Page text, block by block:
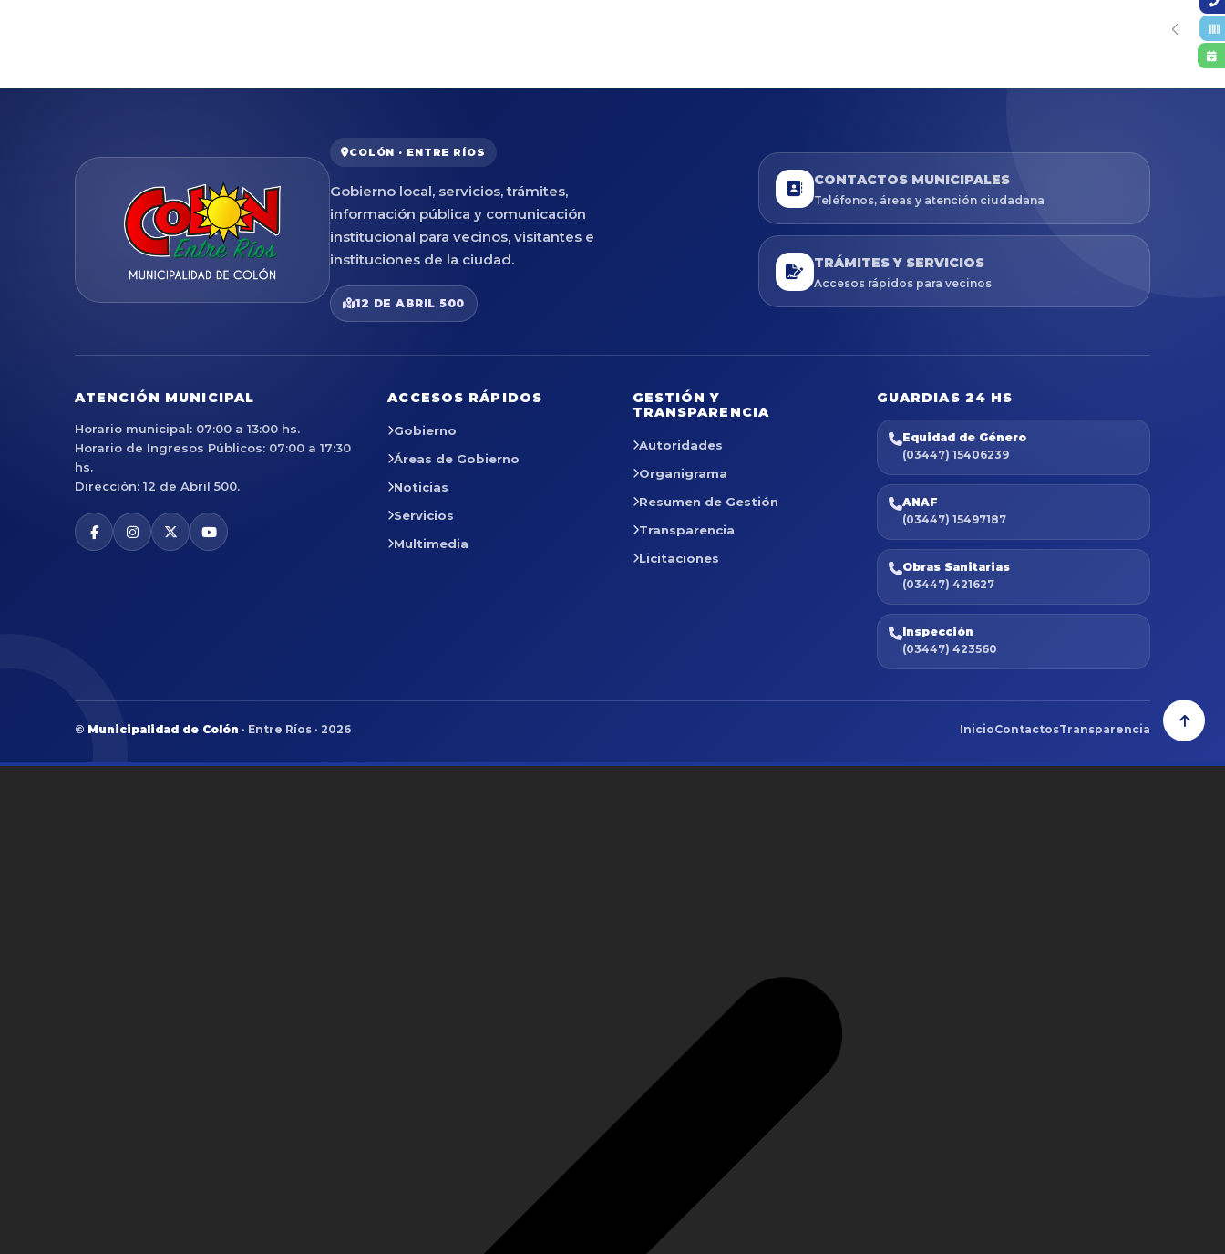
COLÓN · ENTRE RÍOS
Gobierno local, servicios, trámites,
información pública y comunicación
institucional para vecinos, visitantes e
instituciones de la ciudad.
12 DE ABRIL 500
CONTACTOS MUNICIPALES
Teléfonos, áreas y atención ciudadana
TRÁMITES Y SERVICIOS
Accesos rápidos para vecinos
ATENCIÓN MUNICIPAL
Horario municipal: 07:00 a 13:00 hs.
Horario de Ingresos Públicos: 07:00 a 17:30
hs.
Dirección: 12 de Abril 500.
ACCESOS RÁPIDOS
Gobierno
Áreas de Gobierno
Noticias
Servicios
Multimedia
GESTIÓN Y
TRANSPARENCIA
Autoridades
Organigrama
Resumen de Gestión
Transparencia
Licitaciones
GUARDIAS 24 HS
Equidad de Género
(03447) 15406239
ANAF
(03447) 15497187
Obras Sanitarias
(03447) 421627
Inspección
(03447) 423560
© Municipalidad de Colón · Entre Ríos · 2026 InicioContactosTransparencia